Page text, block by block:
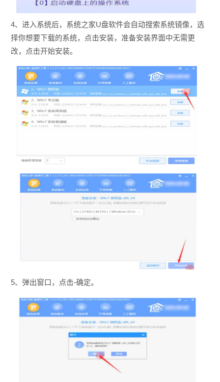
4、进入系统后，系统之家U盘软件会自动搜索系统镜像，选
择你想要下载的系统，点击安装，准备安装界面中无需更
改，点击开始安装。
5、弹出窗口，点击-确定。